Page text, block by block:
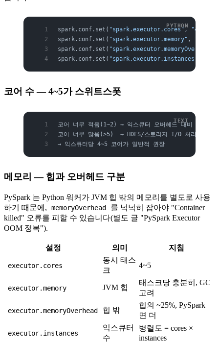
spark.conf.set( "spark.executor.cores", "4"
spark.conf.set( "spark.executor.memory" ,
spark.conf.set( "spark.executor.memoryOverhead"
spark.conf.set( "spark.executor.instances"
코어 수 — 4~5가 스위트스폿
코어 너무 적음(1~2) → 익스큐터 오버헤드 대비 비효율
코어 너무 많음(>5)  → HDFS/스토리지 I/O 처리량 저
→ 익스큐터당 4~5 코어가 일반적 권장
메모리 — 힙과 오버헤드 구분
PySpark 는 Python 워커가 JVM 힙 밖의 메모리를 별도로 사용
하기 때문에,
memoryOverhead
를 넉넉히 잡아야 "Container
killed" 오류를 피할 수 있습니다(별도 글 "PySpark Executor
OOM 정복").
설정 의미 지침
executor.cores
동시 태스
크
4~5
executor.memory JVM 힙
태스크당 충분히, GC
고려
executor.memoryOverhead 힙 밖
힙의 ~25%, PySpark
면 더
executor.instances
익스큐터
수
병렬도 = cores ×
instances